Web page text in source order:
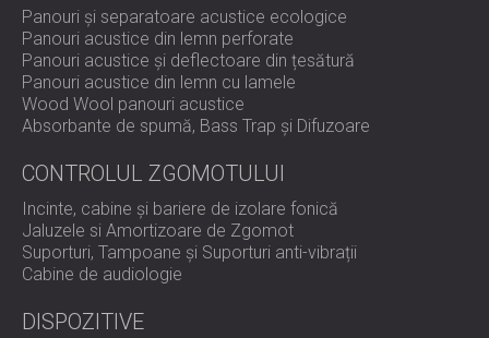
Panouri și separatoare acustice ecologice
Panouri acustice din lemn perforate
Panouri acustice și deflectoare din țesătură
Panouri acustice din lemn cu lamele
Wood Wool panouri acustice
Absorbante de spumă, Bass Trap și Difuzoare
CONTROLUL ZGOMOTULUI
Incinte, cabine și bariere de izolare fonică
Jaluzele si Amortizoare de Zgomot
Suporturi, Tampoane și Suporturi anti-vibrații
Cabine de audiologie
DISPOZITIVE